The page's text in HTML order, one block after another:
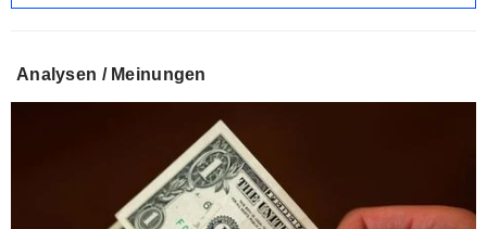
Analysen / Meinungen